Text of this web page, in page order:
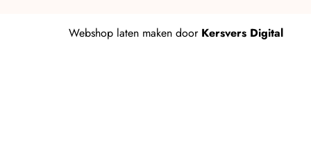
Webshop laten maken door Kersvers Digital